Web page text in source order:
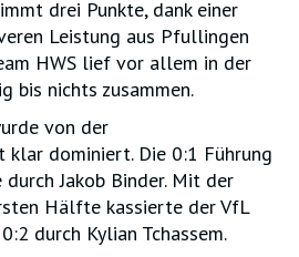
drei Punkte, dank einer
Leistung aus Pfullingen
HWS lief vor allem in der
bis nichts zusammen.
von der
klar dominiert. Die 0:1 Führung
Jakob Binder. Mit der
Hälfte kassierte der VfL
durch Kylian Tchassem.